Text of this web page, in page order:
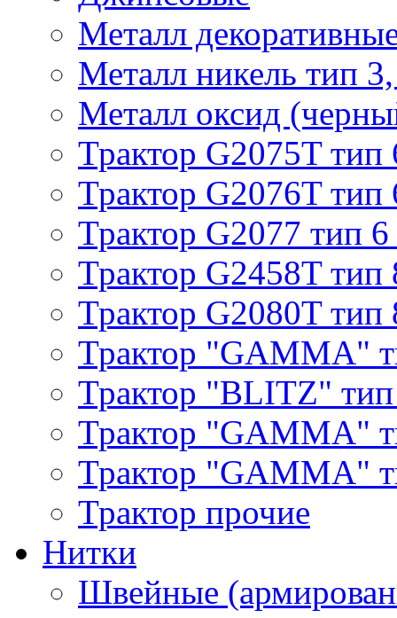
Металл
Металл никель тип
Металл оксид
Трактор G2075T тип
Трактор G2076T тип
Трактор G2077 тип 6
Трактор G2458T тип
Трактор G2080T тип
Трактор "GAMMA"
Трактор "BLITZ"
Трактор "GAMMA"
Трактор "GAMMA"
Трактор прочие
Нитки
Швейные